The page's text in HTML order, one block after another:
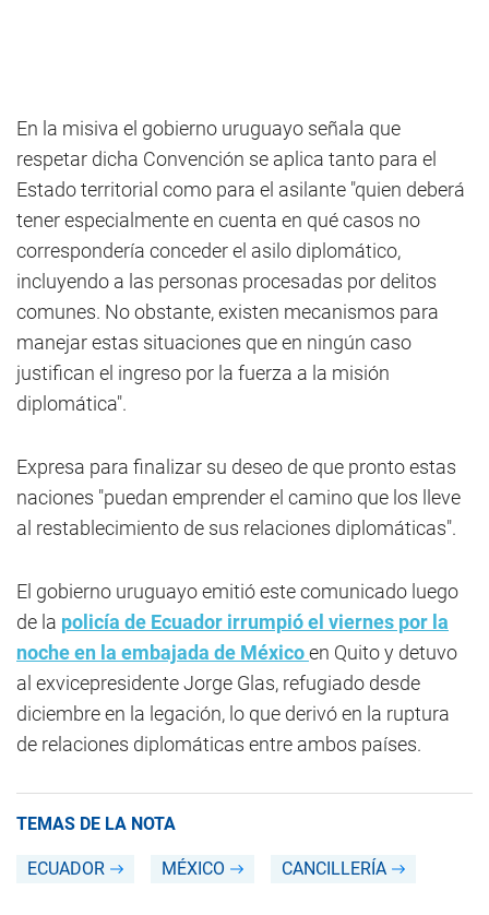
En la misiva el gobierno uruguayo señala que
respetar dicha Convención se aplica tanto para el
Estado territorial como para el asilante "quien deberá
tener especialmente en cuenta en qué casos no
correspondería conceder el asilo diplomático,
incluyendo a las personas procesadas por delitos
comunes. No obstante, existen mecanismos para
manejar estas situaciones que en ningún caso
justifican el ingreso por la fuerza a la misión
diplomática".
Expresa para finalizar su deseo de que pronto estas
naciones "puedan emprender el camino que los lleve
al restablecimiento de sus relaciones diplomáticas".
El gobierno uruguayo emitió este comunicado luego
de la policía de Ecuador irrumpió el viernes por la
noche en la embajada de Méxicoen Quito y detuvo
al exvicepresidente Jorge Glas, refugiado desde
diciembre en la legación, lo que derivó en la ruptura
de relaciones diplomáticas entre ambos países.
TEMAS DE LA NOTA
ECUADOR MÉXICO CANCILLERÍA